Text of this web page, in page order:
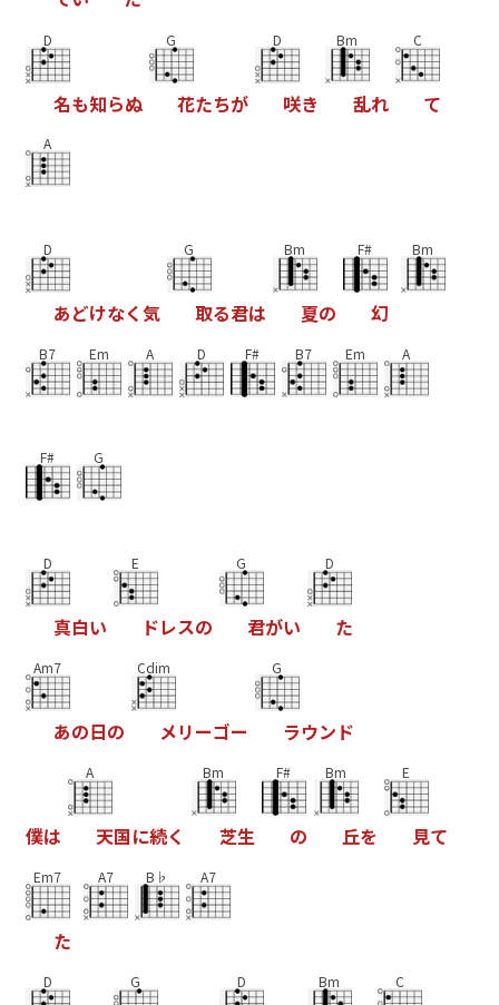
D
名も知らぬ
G
花たちが
D
咲き
Bm
乱れ
C
て
A
D
あどけなく気
G
取る君は
Bm
夏の
F#
幻
Bm
B7 Em A D F# B7 Em A
F# G
D
真白い
E
ドレスの
G
君がい
D
た
Am7
あの日の
Cdim
メリーゴー
G
ラウン ド
僕は
A
天国に続く
Bm
芝生
F#
の
Bm
丘を
E
見て
Em7
た
A7 B♭ A7
D G D Bm C